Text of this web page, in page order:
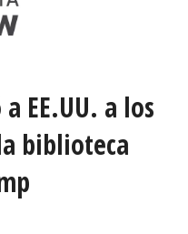
EE.UU. a los
biblioteca